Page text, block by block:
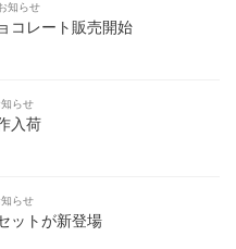
知らせ
コレート販売開始
知らせ
入荷
知らせ
ットが新登場